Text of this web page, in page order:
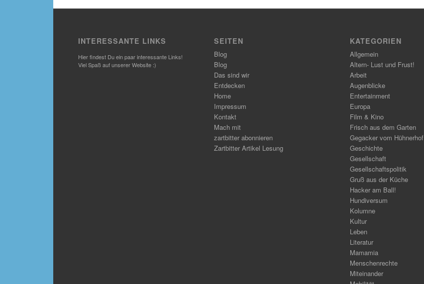
INTERESSANTE LINKS
Hier findest Du ein paar interessante Links!
Viel Spaß auf unserer Website :)
SEITEN
Blog
Blog
Das sind wir
Entdecken
Home
Impressum
Kontakt
Mach mit
zartbitter abonnieren
Zartbitter Artikel Lesung
KATEGORIEN
Allgemein
Altern- Lust und Frust!
Arbeit
Augenblicke
Entertainment
Europa
Film & Kino
Frisch aus dem Garten
Gegacker vom Hühnerhof
Geschichte
Gesellschaft
Gesellschaftspolitik
Gruß aus der Küche
Hacker am Ball!
Hundiversum
Kolumne
Kultur
Leben
Literatur
Mamamia
Menschenrechte
Miteinander